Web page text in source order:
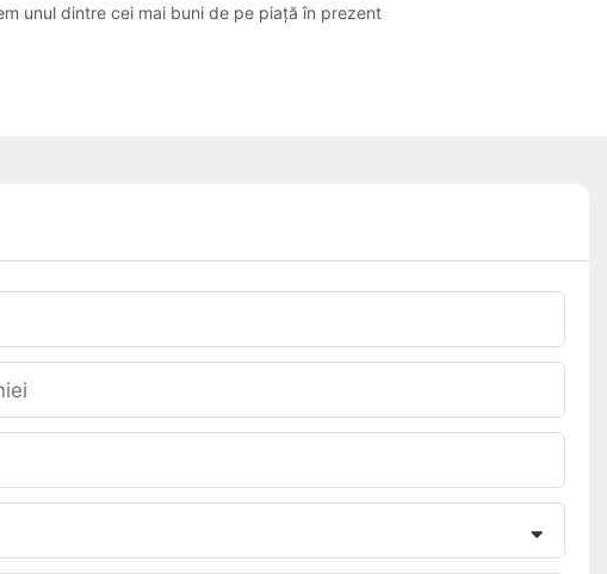
unul dintre cei mai buni de pe piață în prezent